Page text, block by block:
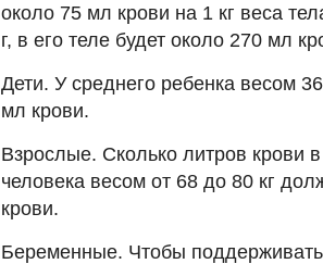
около 75 мл крови на 1 кг веса
г, в его теле будет около 270 мл
Дети. У среднего ребенка весом
мл крови.
Взрослые. Сколько литров крови
человека весом от 68 до 80 кг
крови.
Беременные. Чтобы